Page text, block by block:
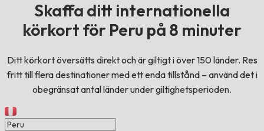
Skaffa ditt internationella
körkort för Peru på 8 minuter
Ditt körkort översätts direkt och är giltigt i över 150 länder. Res
fritt till flera destinationer med ett enda tillstånd – använd det i
obegränsat antal länder under giltighetsperioden.